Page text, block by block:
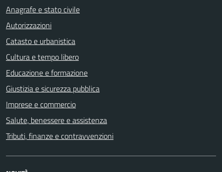
Anagrafe e stato civile
Autorizzazioni
Catasto e urbanistica
Cultura e tempo libero
Educazione e formazione
Giustizia e sicurezza pubblica
Imprese e commercio
Salute, benessere e assistenza
Tributi, finanze e contravvenzioni